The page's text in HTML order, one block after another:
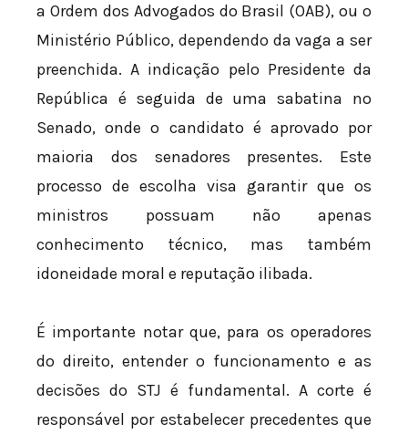
a Ordem dos Advogados do Brasil (OAB), ou o
Ministério Público, dependendo da vaga a ser
preenchida. A indicação pelo Presidente da
República é seguida de uma sabatina no
Senado, onde o candidato é aprovado por
maioria dos senadores presentes. Este
processo de escolha visa garantir que os
ministros possuam não apenas
conhecimento técnico, mas também
idoneidade moral e reputação ilibada.
É importante notar que, para os operadores
do direito, entender o funcionamento e as
decisões do STJ é fundamental. A corte é
responsável por estabelecer precedentes que